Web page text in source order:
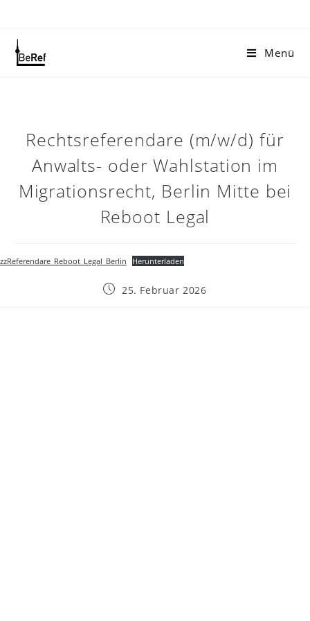
springen
Menü
Rechtsreferendare (m/w/d) für
Anwalts- oder Wahlstation im
Migrationsrecht, Berlin Mitte bei
Reboot Legal
zzReferendare_Reboot_Legal_Berlin Herunterladen
Beitrag25. Februar 2026